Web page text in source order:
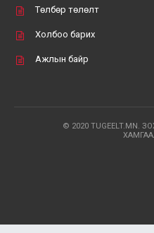
Төлбөр төлөлт
Холбоо барих
Ажлын байр
© 2020 TUGEELT.MN.